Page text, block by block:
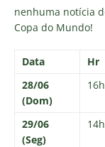
nenhuma notícia
Copa do Mundo!
Data Hr
28/06
(Dom)
16h
29/06
(Seg)
14h